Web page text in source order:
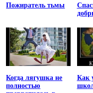
Пожиратель тьмы
Когда лягушка не
полностью
Как